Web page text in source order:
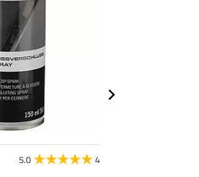
5.0 4